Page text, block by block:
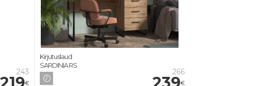
243
€
266
€
Kirjutuslaud
SARDINIA RS